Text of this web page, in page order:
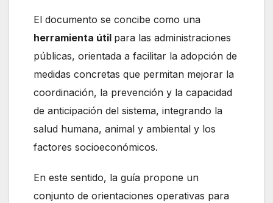
El documento se concibe como una
herramienta útil para las administraciones
públicas, orientada a facilitar la adopción de
medidas concretas que permitan mejorar la
coordinación, la prevención y la capacidad
de anticipación del sistema, integrando la
salud humana, animal y ambiental y los
factores socioeconómicos.
En este sentido, la guía propone un
conjunto de orientaciones operativas para